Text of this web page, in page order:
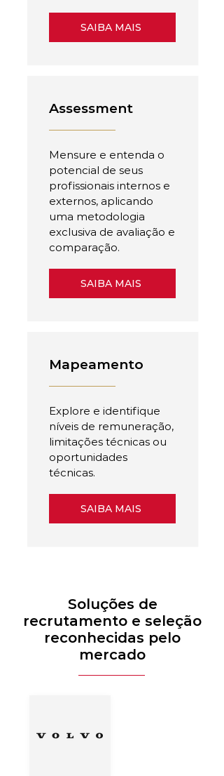
SAIBA MAIS
Assessment
Mensure e entenda o
potencial de seus
profissionais internos e
externos, aplicando
uma metodologia
exclusiva de avaliação e
comparação.
SAIBA MAIS
Mapeamento
Explore e identifique
níveis de remuneração,
limitações técnicas ou
oportunidades
técnicas.
SAIBA MAIS
Soluções de
recrutamento e seleção
reconhecidas pelo
mercado